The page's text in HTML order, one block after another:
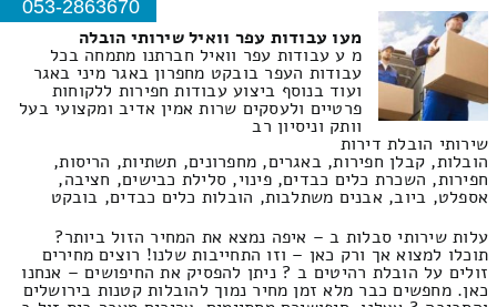
053-2863670
מעו עבודות עפר וואיל שירותי הובלה
מ ע עבודות עפר וואיל חברתנו מתמחה בכל
עבודות העפר בובקט מחפרון באגר מיני באגר
ועוד בנוסף ביצוע עבודות חפירות ללקוחות
פרטיים ולעסקים שרות אמין אדיב ומקצועי בעל
וותק וניסיון רב
שירותי הובלת דירות
הובלות, קבלן חפירות, באגרים, מחפרונים, תשתיות, הריסות,
חפירות, השכרת כלים כבדים, פינוי, סלילת כבישים, חציבה,
אספלט, ביוב, אבנים משתלבות, הובלות כלים כבדים, בובקט
עלות שירותי סבלות ב – איפה נמצא את המחיר הזול ביותר?
תוכלו למצוא אך ורק כאן – וזו התחייבות שלנו! רוצים מחירים
זולים על הובלת רהיטים ב ? ניתן להפסיק את החיפושים – אנחנו
כאן. מחפשים כבר מלא זמן מחיר נמוך להובלות קטנות בירושלים